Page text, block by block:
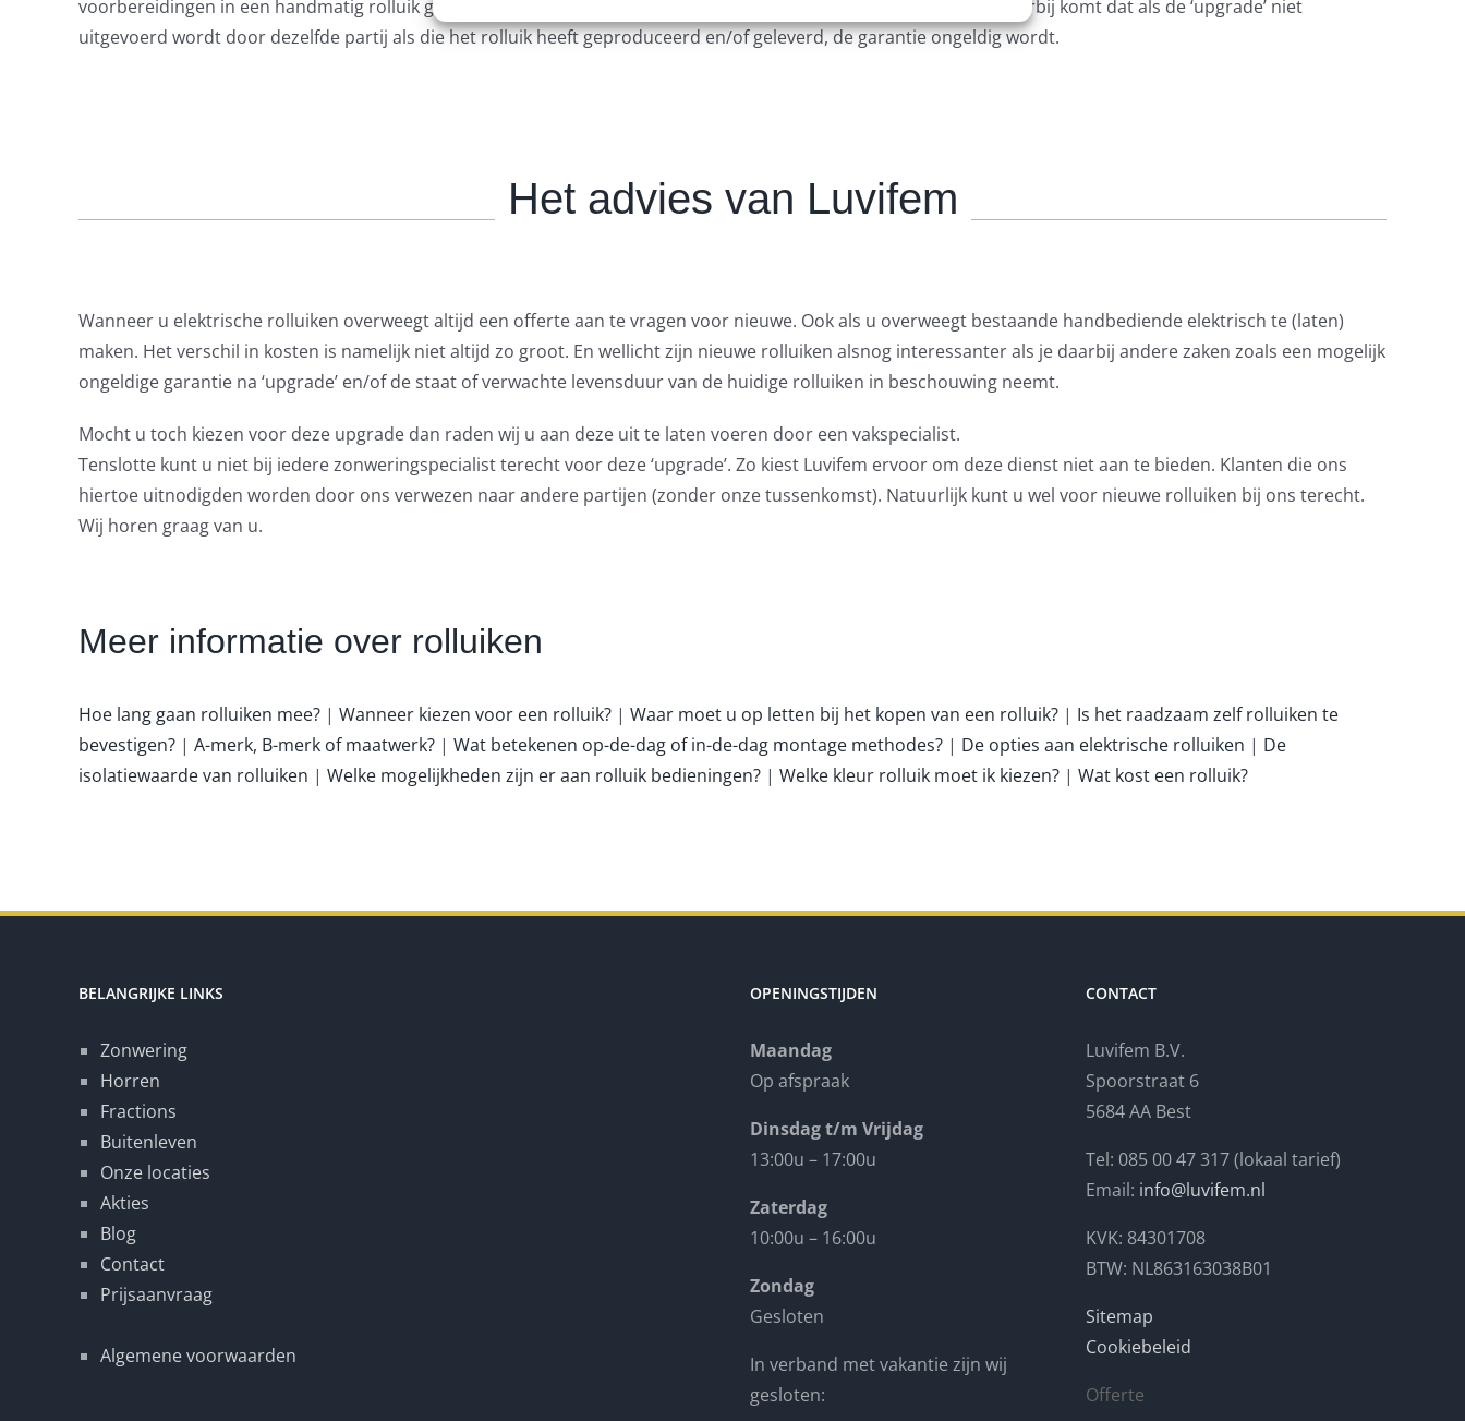
voorbereidingen in een handmatig rolluik getroffen om standaard elektrische componenten in aan te brengen. Daarbij komt dat als de ‘upgrade’ niet
uitgevoerd wordt door dezelfde partij als die het rolluik heeft geproduceerd en/of geleverd, de garantie ongeldig wordt.
Het advies van Luvifem
Wanneer u elektrische rolluiken overweegt altijd een offerte aan te vragen voor nieuwe. Ook als u overweegt bestaande handbediende elektrisch te (laten)
maken. Het verschil in kosten is namelijk niet altijd zo groot. En wellicht zijn nieuwe rolluiken alsnog interessanter als je daarbij andere zaken zoals een mogelijk
ongeldige garantie na ‘upgrade’ en/of de staat of verwachte levensduur van de huidige rolluiken in beschouwing neemt.
Mocht u toch kiezen voor deze upgrade dan raden wij u aan deze uit te laten voeren door een vakspecialist.
Tenslotte kunt u niet bij iedere zonweringspecialist terecht voor deze ‘upgrade’. Zo kiest Luvifem ervoor om deze dienst niet aan te bieden. Klanten die ons
hiertoe uitnodigden worden door ons verwezen naar andere partijen (zonder onze tussenkomst). Natuurlijk kunt u wel voor nieuwe rolluiken bij ons terecht.
Wij horen graag van u.
Meer informatie over rolluiken
Hoe lang gaan rolluiken mee?| Wanneer kiezen voor een rolluik?| Waar moet u op letten bij het kopen van een rolluik?| Is het raadzaam zelf rolluiken te
bevestigen?| A-merk, B-merk of maatwerk?| Wat betekenen op-de-dag of in-de-dag montage methodes?| De opties aan elektrische rolluiken | De
isolatiewaarde van rolluiken | Welke mogelijkheden zijn er aan rolluik bedieningen?| Welke kleur rolluik moet ik kiezen?| Wat kost een rolluik?
BELANGRIJKE LINKS
Zonwering
Horren
Fractions
Buitenleven
Onze locaties
Akties
Blog
Contact
Prijsaanvraag
Algemene voorwaarden
OPENINGSTIJDEN
Maandag
Op afspraak
Dinsdag t/m Vrijdag
13:00u – 17:00u
Zaterdag
10:00u – 16:00u
Zondag
Gesloten
In verband met vakantie zijn wij
gesloten:
CONTACT
Luvifem B.V.
Spoorstraat 6
5684 AA Best
Tel: 085 00 47 317 (lokaal tarief)
Email: info@luvifem.nl
KVK: 84301708
BTW: NL863163038B01
Sitemap
Cookiebeleid
Offerte